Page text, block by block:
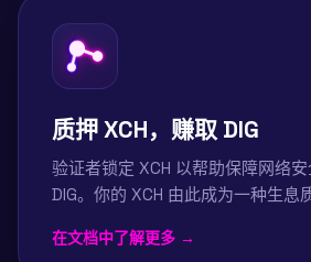
质押 XCH，赚取 DIG
验证者锁定 XCH 以帮助保障网络
DIG。你的 XCH 由此成为一种生息
在文档中了解更多 →